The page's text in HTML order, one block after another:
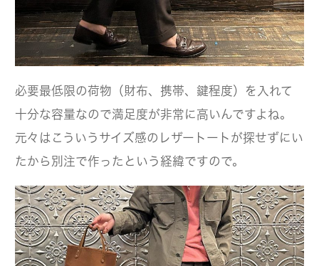
必要最低限の荷物（財布、携帯、鍵程度）を入れて
十分な容量なので満足度が非常に高いんですよね。
元々はこういうサイズ感のレザートートが探せずにい
たから別注で作ったという経緯ですので。